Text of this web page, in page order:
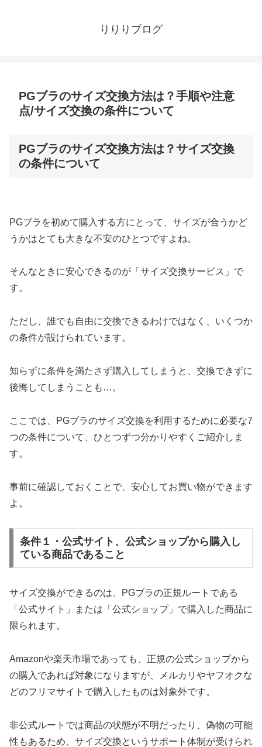
りりりブログ
PGブラのサイズ交換方法は？手順や注意
点/サイズ交換の条件について
PGブラのサイズ交換方法は？サイズ交換
の条件について
PGブラを初めて購入する方にとって、サイズが合うかど
うかはとても大きな不安のひとつですよね。
そんなときに安心できるのが「サイズ交換サービス」で
す。
ただし、誰でも自由に交換できるわけではなく、いくつか
の条件が設けられています。
知らずに条件を満たさず購入してしまうと、交換できずに
後悔してしまうことも…。
ここでは、PGブラのサイズ交換を利用するために必要な7
つの条件について、ひとつずつ分かりやすくご紹介しま
す。
事前に確認しておくことで、安心してお買い物ができます
よ。
条件１・公式サイト、公式ショップから購入し
ている商品であること
サイズ交換ができるのは、PGブラの正規ルートである
「公式サイト」または「公式ショップ」で購入した商品に
限られます。
Amazonや楽天市場であっても、正規の公式ショップから
の購入であれば対象になりますが、メルカリやヤフオクな
どのフリマサイトで購入したものは対象外です。
非公式ルートでは商品の状態が不明だったり、偽物の可能
性もあるため、サイズ交換というサポート体制が受けられ